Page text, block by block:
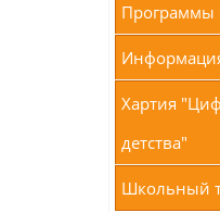
Программы
Хартия
детства"
Школьный